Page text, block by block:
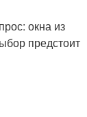
окна из
предстоит